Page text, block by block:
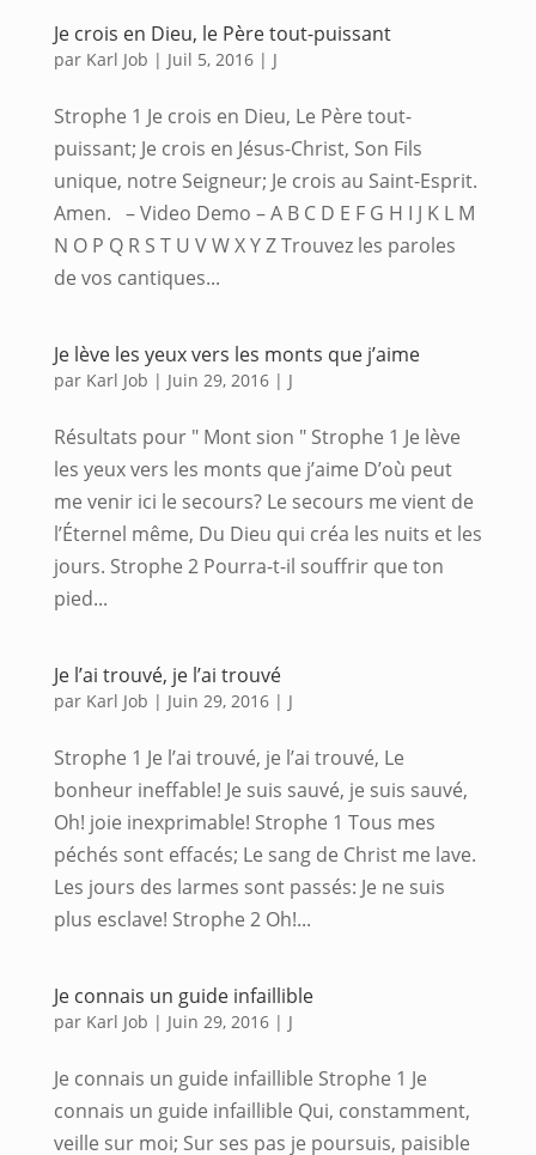
Je crois en Dieu, le Père tout-puissant
par Karl Job | Juil 5, 2016| J
Strophe 1 Je crois en Dieu, Le Père tout-
puissant; Je crois en Jésus-Christ, Son Fils
unique, notre Seigneur; Je crois au Saint-Esprit.
Amen. – Video Demo – A B C D E F G H I J K L M
N O P Q R S T U V W X Y Z Trouvez les paroles
de vos cantiques...
Je lève les yeux vers les monts que j’aime
par Karl Job | Juin 29, 2016| J
Résultats pour " Mont sion " Strophe 1 Je lève
les yeux vers les monts que j’aime D’où peut
me venir ici le secours? Le secours me vient de
l’Éternel même, Du Dieu qui créa les nuits et les
jours. Strophe 2 Pourra-t-il souffrir que ton
pied...
Je l’ai trouvé, je l’ai trouvé
par Karl Job | Juin 29, 2016| J
Strophe 1 Je l’ai trouvé, je l’ai trouvé, Le
bonheur ineffable! Je suis sauvé, je suis sauvé,
Oh! joie inexprimable! Strophe 1 Tous mes
péchés sont effacés; Le sang de Christ me lave.
Les jours des larmes sont passés: Je ne suis
plus esclave! Strophe 2 Oh!...
Je connais un guide infaillible
par Karl Job | Juin 29, 2016| J
Je connais un guide infaillible Strophe 1 Je
connais un guide infaillible Qui, constamment,
veille sur moi; Sur ses pas je poursuis, paisible